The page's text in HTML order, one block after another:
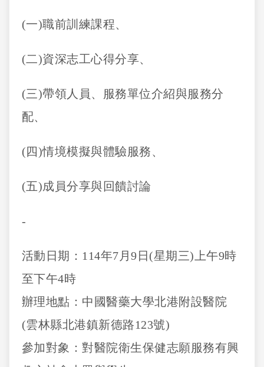
(一)職前訓練課程、
(二)資深志工心得分享、
(三)帶領人員、服務單位介紹與服務分
配、
(四)情境模擬與體驗服務、
(五)成員分享與回饋討論
-
活動日期：114年7月9日(星期三)上午9時
至下午4時
辦理地點：中國醫藥大學北港附設醫院
(雲林縣北港鎮新德路123號)
參加對象：對醫院衛生保健志願服務有興